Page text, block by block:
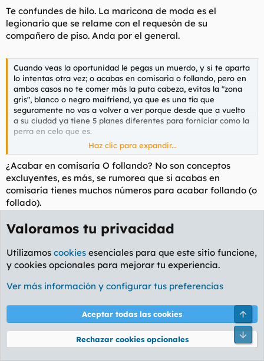
Te confundes de hilo. La maricona de moda es el
legionario que se relame con el requesón de su
compañero de piso. Anda por el general.
Cuando veas la oportunidad le pegas un muerdo, y si te aparta
lo intentas otra vez; o acabas en comisaria o follando, pero en
ambos casos no te comer más la puta cabeza, evitas la "zona
gris", blanco o negro maifriend, ya que es una tía que
seguramente no vas a volver a ver porque desde que a vuelto
a su ciudad ya tiene 5 planes diferentes para forniciar como la
perra en celo que es.
La cuestión es que va a notar un rabo en su faringe y esfinter
próximamente (no necesariamente en este orden y si no lo ha
catado ya), y está en tu mano que sea el tuyo o la
chocolateada banana de Kevin.
Haz clic para expandir...
¿Acabar en comisaría O follando? No son conceptos
excluyentes, es más, se rumorea que si acabas en
comisaría tienes muchos números para acabar follando (o
follado).
el fondo tienes razón. Mi epoca de "víctima" acabó hace
mucho (año y medio para ser exactos
de pasar al modo cazador. Es muy probable que falle el
tiro pero para la siguiente habré mejorado la puntería. Y
iskariote
26 Jul 2009 #23
Valoramos tu privacidad
Utilizamos cookies esenciales para que este sitio funcione,
y cookies opcionales para mejorar tu experiencia.
Ver más información y configurar tus preferencias
Aceptar todas las cookies
Rechazar cookies opcionales
Pie